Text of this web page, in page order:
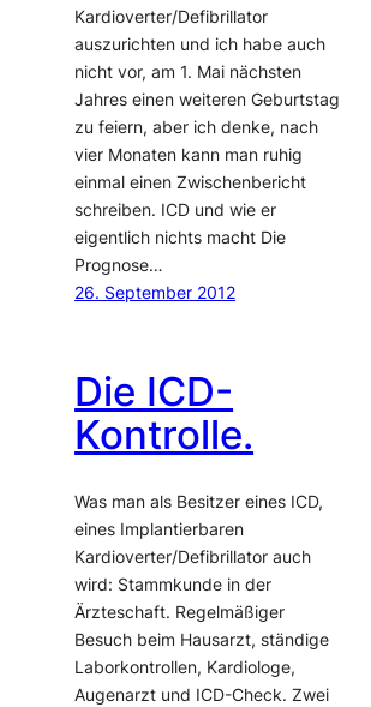
Kardioverter/Defibrillator
auszurichten und ich habe auch
nicht vor, am 1. Mai nächsten
Jahres einen weiteren Geburtstag
zu feiern, aber ich denke, nach
vier Monaten kann man ruhig
einmal einen Zwischenbericht
schreiben. ICD und wie er
eigentlich nichts macht Die
Prognose…
26. September 2012
Die ICD-
Kontrolle.
Was man als Besitzer eines ICD,
eines Implantierbaren
Kardioverter/Defibrillator auch
wird: Stammkunde in der
Ärzteschaft. Regelmäßiger
Besuch beim Hausarzt, ständige
Laborkontrollen, Kardiologe,
Augenarzt und ICD-Check. Zwei